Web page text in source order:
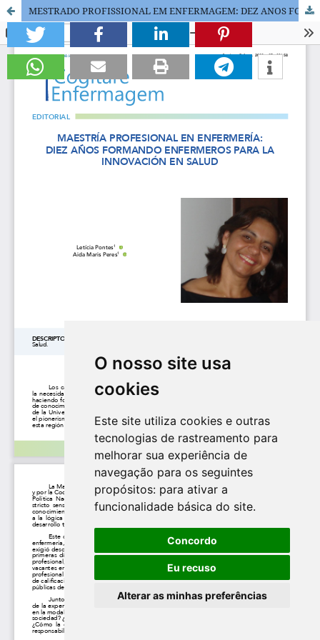
O nosso site usa
cookies
Este site utiliza cookies e outras
tecnologias de rastreamento para
melhorar sua experiência de
navegação para os seguintes
propósitos: para ativar a
funcionalidade básica do site.
Concordo
Eu recuso
Alterar as minhas preferências
MESTRADO PROFISSIONAL EM ENFERMAGEM: DEZ ANOS FORMANDO ENFERMEIROS PARA A INOVAÇÃO EM SAÚDE